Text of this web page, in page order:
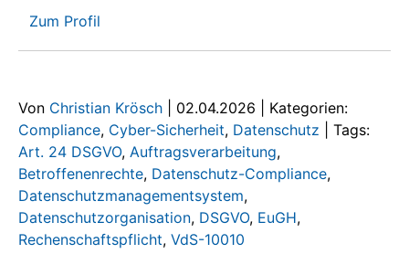
Zum Profil
Von Christian Krösch 02.04.2026
Kategorien:
Compliance, Cyber-Sicherheit, Datenschutz
Tags:
Art. 24 DSGVO, Auftragsverarbeitung,
Betroffenenrechte, Datenschutz-Compliance,
Datenschutzmanagementsystem,
Datenschutzorganisation, DSGVO, EuGH,
Rechenschaftspflicht, VdS-10010